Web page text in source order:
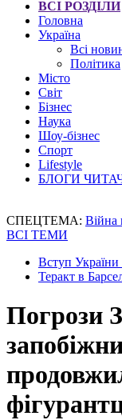
ВСІ РОЗДІЛИ
Головна
Україна
Всі
Політика
Місто
Світ
Бізнес
Наука
Шоу-бізнес
Спорт
Lifestyle
БЛОГИ
СПЕЦТЕМА: Війна
ВСІ ТЕМИ
Вступ
Теракт в
Погрози